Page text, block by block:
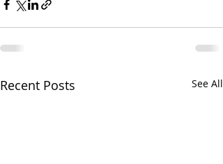
Recent Posts See All